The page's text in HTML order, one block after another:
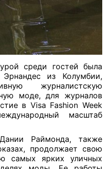
среди гостей была
из Колумбии,
журналистскую
моде, для журналов
в Visa Fashion Week
масштаб
Раймонда, также
продолжает свою
самых ярких уличных